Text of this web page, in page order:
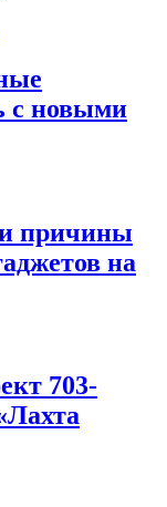
с новыми
причины
на
703-